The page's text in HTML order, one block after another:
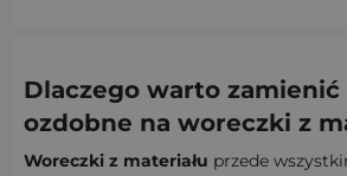
Dlaczego warto zamienić
ozdobne na woreczki z
Woreczki z materiału przede